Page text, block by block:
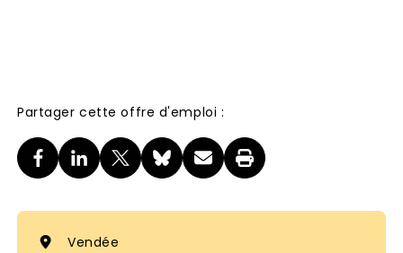
Partager cette offre d'emploi :
Vendée